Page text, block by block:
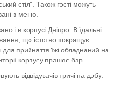
стіл". Також гості можуть
в меню.
і в корпусі Дніпро. В їдальні
що істотно покращує
для прийняття їжі обладнаний на
корпусу працює бар.
відвідувачів тричі на добу.